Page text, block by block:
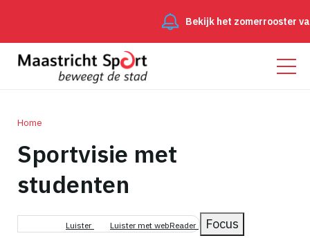
Bekijk het zomerrooster
Kruimelpad
Home
Sportvisie met
studenten
Luister Luister met webReader Focus